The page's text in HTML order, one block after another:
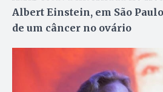
Albert Einstein, em São
de um câncer no ovário